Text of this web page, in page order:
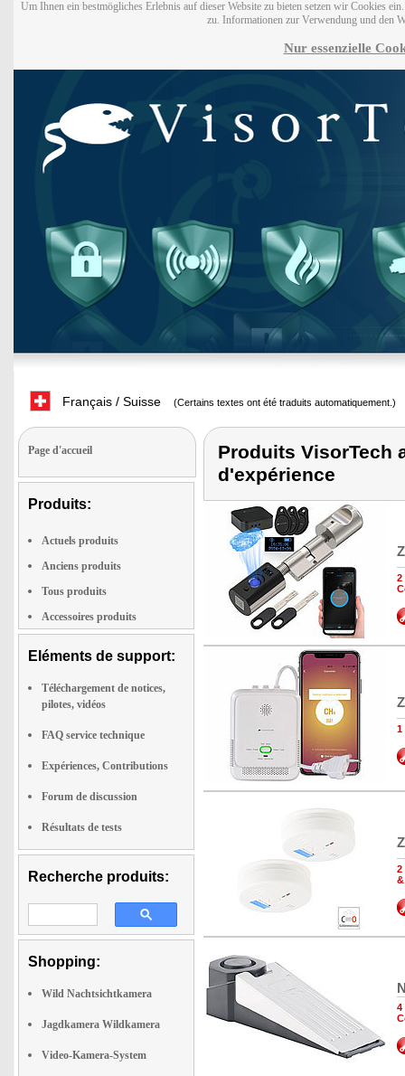
Um Ihnen ein bestmögliches Erlebnis auf dieser Website zu bieten setzen wir Cookies
zu. Informationen zur Verwendung und den
Nur essenzielle
Français / Suisse (Certains textes ont été traduits automatiquement.)
Page d'accueil
Produits:
Actuels produits
Anciens produits
Tous produits
Accessoires produits
Eléments de support:
Téléchargement de notices,
pilotes, vidéos
FAQ service technique
Expériences, Contributions
Forum de discussion
Résultats de tests
Recherche produits:
Shopping:
Wild Nachtsichtkamera
Jagdkamera Wildkamera
Video-Kamera-System
Produits VisorTech
d'expérience
2
1
2
4